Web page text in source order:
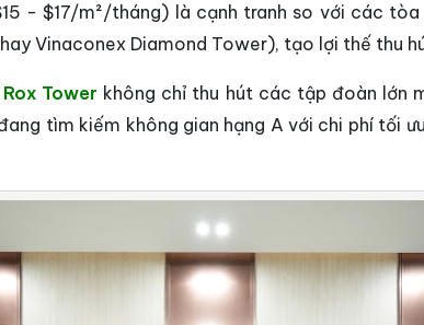
- $17/m²/tháng) là cạnh tranh so với các tòa
Vinaconex Diamond Tower), tạo lợi thế thu
Rox Tower không chỉ thu hút các tập đoàn lớn
tìm kiếm không gian hạng A với chi phí tối